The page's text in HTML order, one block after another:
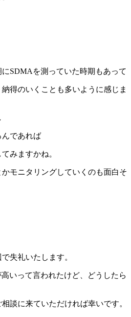
SDMAを測っていた時期もあって
納得のいくことも多いように感じま
であれば
みますかね。
モニタリングしていくのも面白そ
失礼いたします。
いって言われたけど、どうしたら
談に来ていただければ幸いです。